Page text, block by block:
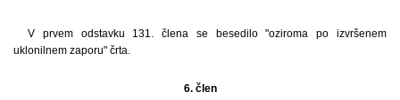
V prvem odstavku 131. člena se besedilo "oziroma po izvršenem
uklonilnem zaporu" črta.
6. člen